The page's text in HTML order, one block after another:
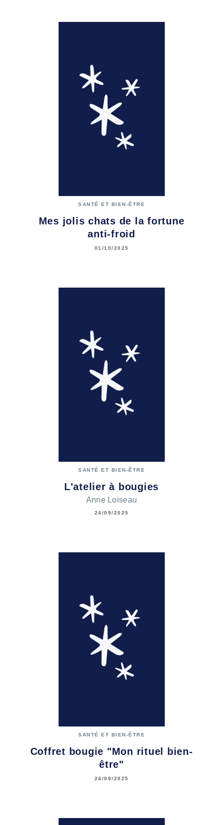
SANTÉ ET BIEN-ÊTRE
Mes jolis chats de la fortune
anti-froid
01/10/2025
SANTÉ ET BIEN-ÊTRE
L'atelier à bougies
Anne Loiseau
24/09/2025
SANTÉ ET BIEN-ÊTRE
Coffret bougie "Mon rituel bien-
être"
24/09/2025